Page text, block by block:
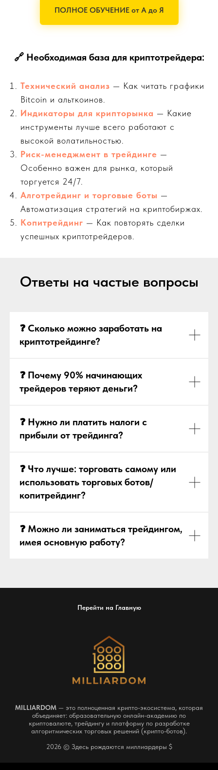
ПОЛНОЕ ОБУЧЕНИЕ от А до Я
🔗 Необходимая база для криптотрейдера:
Технический анализ — Как читать графики
Bitcoin и альткоинов.
Индикаторы для крипторынка — Какие
инструменты лучше всего работают с
высокой волатильностью.
Риск-менеджмент в трейдинге —
Особенно важен для рынка, который
торгуется 24/7.
Алготрейдинг и торговые боты —
Автоматизация стратегий на криптобиржах.
Копитрейдинг — Как повторять сделки
успешных криптотрейдеров.
Ответы на частые вопросы
❓ Сколько можно заработать на
криптотрейдинге?
❓ Почему 90% начинающих
трейдеров теряют деньги?
❓ Нужно ли платить налоги с
прибыли от трейдинга?
❓ Что лучше: торговать самому или
использовать торговых ботов/
копитрейдинг?
❓ Можно ли заниматься трейдингом,
имея основную работу?
Перейти на Главную
MILLIARDOM — это полноценная крипто-экосистема, которая
объединяет: образовательную онлайн-академию по
криптовалюте, трейдингу и платформу по разработке
алгоритмических торговых решений (крипто-ботов).
2026 © Здесь рождаются миллиардеры $